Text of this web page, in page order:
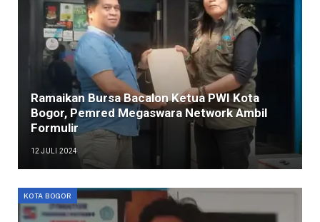
Ramaikan Bursa Bacalon Ketua PWI Kota
Bogor, Pemred Megaswara Network Ambil
Formulir
12 JULI 2024
KOTA BOGOR